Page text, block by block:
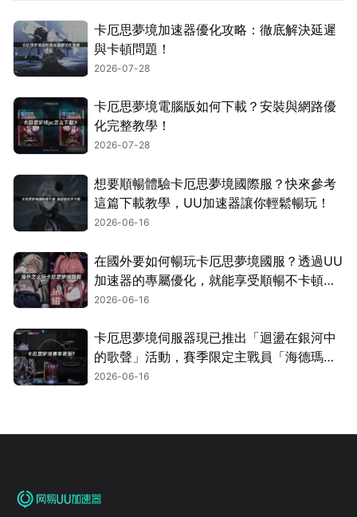
卡厄思夢境加速器優化攻略：徹底解決延遲
與卡頓問題！
2026-07-28
卡厄思夢境電腦版如何下載？安裝與網路優
化完整教學！
2026-07-28
想要順暢體驗卡厄思夢境國際服？快來參考
這篇下載教學，UU加速器讓你輕鬆暢玩！
2026-06-16
在國外要如何暢玩卡厄思夢境國服？透過UU
加速器的專屬優化，就能享受順暢不卡頓的
遊玩體驗！
2026-06-16
卡厄思夢境伺服器現已推出「迴盪在銀河中
的歌聲」活動，賽季限定主戰員「海德瑪
麗」同步登場！
2026-06-16